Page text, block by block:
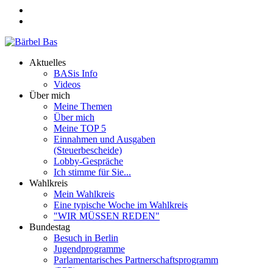
Aktuelles
BASis Info
Videos
Über mich
Meine Themen
Über mich
Meine TOP 5
Einnahmen und Ausgaben
(Steuerbescheide)
Lobby-Gespräche
Ich stimme für Sie...
Wahlkreis
Mein Wahlkreis
Eine typische Woche im Wahlkreis
"WIR MÜSSEN REDEN"
Bundestag
Besuch in Berlin
Jugendprogramme
Parlamentarisches Partnerschaftsprogramm